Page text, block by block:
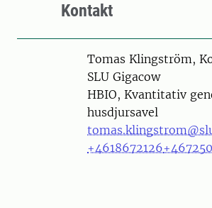
Kontakt
PersonTomas Klingström,
SLU Gigacow
HBIO, Kvantitativ
husdjursavel
+4618672126